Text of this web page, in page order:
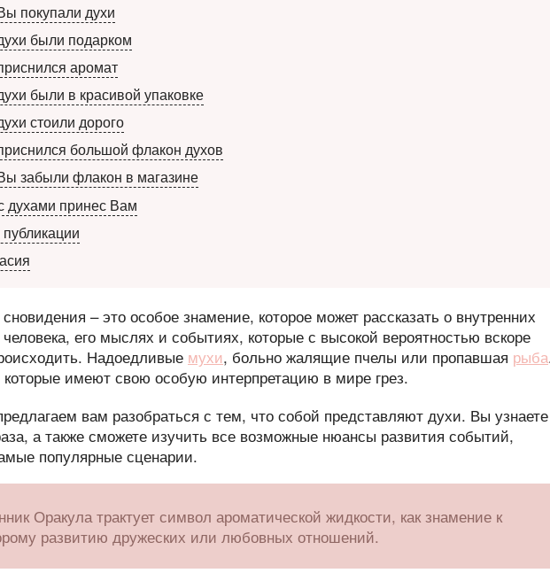
покупали духи
были подарком
аромат
были в красивой упаковке
стоили дорого
большой флакон духов
забыли флакон в магазине
духами принес Вам
– это особое знамение, которое может рассказать о внутренних
его мыслях и событиях, которые с высокой вероятностью вскоре
Надоедливые мухи, больно жалящие пчелы или пропавшая рыба
которые имеют свою особую интерпретацию в мире грез.
вам разобраться с тем, что собой представляют духи. Вы узнаете
а также сможете изучить все возможные нюансы развития событий,
популярные сценарии.
Оракула трактует символ ароматической жидкости, как знамение к
развитию дружеских или любовных отношений.